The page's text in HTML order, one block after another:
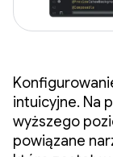
intuicyjne. Na
wyższego
powiązane